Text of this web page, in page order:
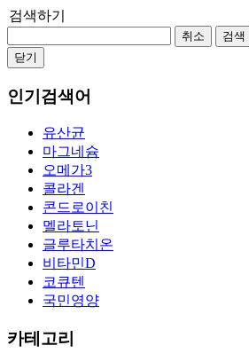
검색하기
취소
검색
닫기
인기검색어
유산균
마그네슘
오메가3
콜라겐
콘드로이친
멜라토닌
글루타치온
비타민D
코큐텐
국민영양
카테고리